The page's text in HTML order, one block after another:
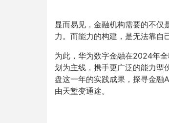
显而易见，金融机构需要的不仅
力。而能力的构建，是无法靠自
为此，华为数字金融在2024年
划为主线，携手更广泛的能力型
盘这一年的实践成果，探寻金融
由天堑变通途。